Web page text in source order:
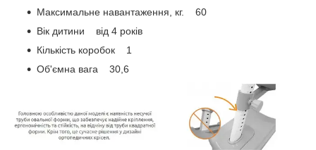
Максимальне навантаження, кг. 60
Вік дитини від 4 років
Кількість коробок 1
Об'ємна вага 30,6